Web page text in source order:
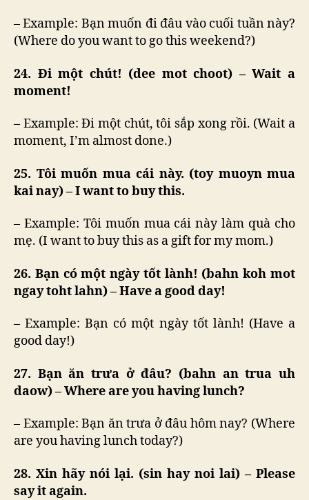
– Example: Bạn muốn đi đâu vào cuối tuần này?
(Where do you want to go this weekend?)
24. Đi một chút! (dee mot choot) – Wait a
moment!
– Example: Đi một chút, tôi sắp xong rồi. (Wait a
moment, I’m almost done.)
25. Tôi muốn mua cái này. (toy muoyn mua
kai nay) – I want to buy this.
– Example: Tôi muốn mua cái này làm quà cho
mẹ. (I want to buy this as a gift for my mom.)
26. Bạn có một ngày tốt lành! (bahn koh mot
ngay toht lahn) – Have a good day!
– Example: Bạn có một ngày tốt lành! (Have a
good day!)
27. Bạn ăn trưa ở đâu? (bahn an trua uh
daow) – Where are you having lunch?
– Example: Bạn ăn trưa ở đâu hôm nay? (Where
are you having lunch today?)
28. Xin hãy nói lại. (sin hay noi lai) – Please
say it again.